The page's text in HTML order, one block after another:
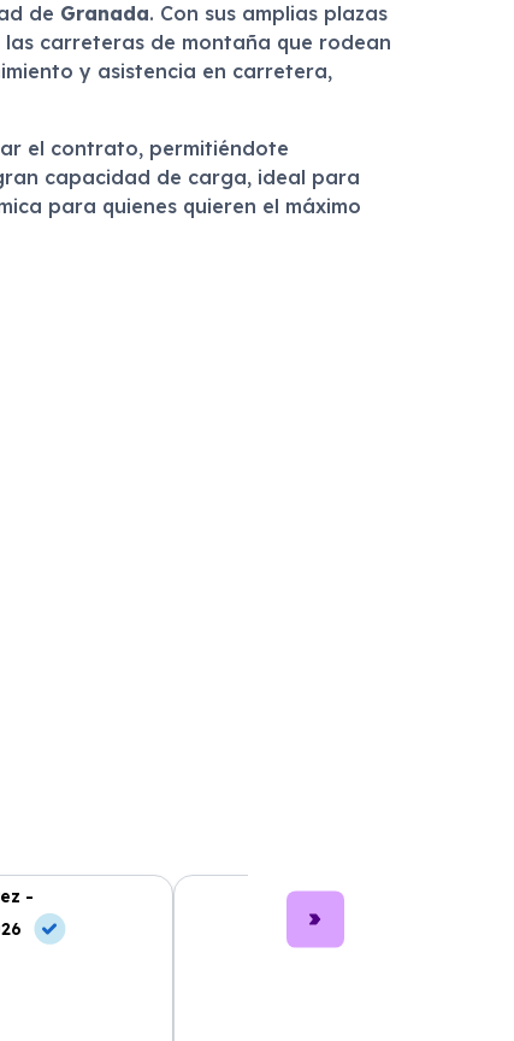
de Granada. Con sus amplias plazas
carreteras de montaña que rodean
y asistencia en carretera,
el contrato, permitiéndote
capacidad de carga, ideal para
para quienes quieren el máximo
-
Lucía García -
10 Jun, 2026